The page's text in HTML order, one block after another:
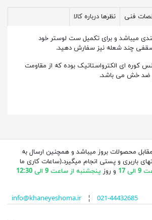
فنی نظرها درباره کالا
بندی میباشد و برای تکمیل ست لوستر خود
سقفی چند شعله نیز سفارش دهید.
کوره ای الکترواستاتیک بوده که از مقاومت
و ضد خش می باشد.
محصولات بروز میباشد و همچنین ارسال به
باربری و پستی انجام میگیرد.(ساعات کاری ما
17
و روز پنجشنبه از ساعت 9 الی 12:30
info@khaneyeshoma.ir¦ 021-44432685